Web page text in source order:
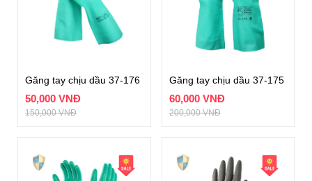
Găng tay chịu dầu 37-176
50,000 VNĐ
150,000 VNĐ
Găng tay chịu dầu 37-175
60,000 VNĐ
200,000 VNĐ